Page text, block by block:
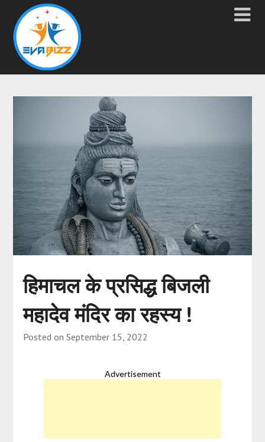
हिमाचल के प्रसिद्ध बिजली
महादेव मंदिर का रहस्य !
Posted on September 15, 2022
Advertisement